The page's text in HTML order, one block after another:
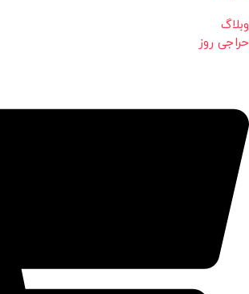
وبلاگ
حراجی روز